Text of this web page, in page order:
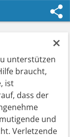
×
unterstützen
braucht,
ist
dass der
und
Verletzende